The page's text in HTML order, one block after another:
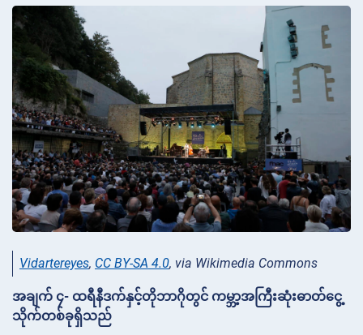
Vidartereyes, CC BY-SA 4.0, via Wikimedia Commons
အချက် ၄- ထရီနီဒက်နှင့်တိုဘာဂိုတွင် ကမ္ဘာ့အကြီးဆုံးဓာတ်ငွေ့
သိုက်တစ်ခုရှိသည်